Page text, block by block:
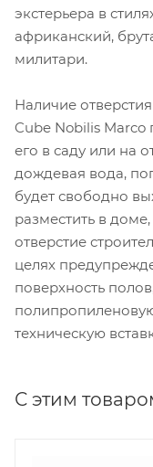
экстерьера в
африканский,
милитари.
Наличие
Cube Nobilis Marco
его в саду или на
дождевая вода,
будет свободно
разместить в
отверстие
целях
поверхность
техническую
С этим